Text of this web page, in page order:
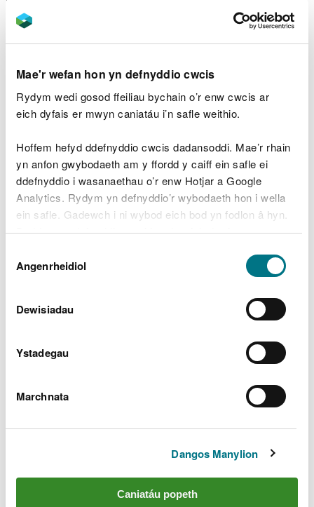
Mae'r wefan hon yn defnyddio cwcis
Rydym wedi gosod ffeiliau bychain o’r enw cwcis ar
eich dyfais er mwyn caniatáu i’n safle weithio.
Hoffem hefyd ddefnyddio cwcis dadansoddi. Mae’r rhain
yn anfon gwybodaeth am y ffordd y caiff ein safle ei
ddefnyddio i wasanaethau o’r enw Hotjar a Google
Analytics. Rydym yn defnyddio’r wybodaeth hon i wella
ein safle. Gadewch i ni wybod eich bod yn fodlon â hyn.
Byddwn yn defnyddio cwci i gadw eich dewis.
Gellirdarllen mwy am ein cwcis cyn i chi ddewis.
Caniatâd
Angenrheidiol
Dewisiadau
Ystadegau
Marchnata
Dangos Manylion
Caniatáu popeth
Mae'r setiau data llawn ar gael i'w lawrlwytho ar
MapDataCymru
Gwybodaeth ar gael ar y
map
Ar hyn o bryd mae'r map yn dangos data manwl yn
y themâu canlynol:
Dŵr (dyfrhaenau, bregusrwydd dŵr daear ac ati)
Coedwigaeth (coetir hynafol, trwyddedau
Cynefinoedd a rhywogaethau
Safleoedd gwarchodedig a dynodiadau
Gweler y map am bob lefel o wybodaeth sydd ar
Ychwanegir mwy o wybodaeth wrth i'r map gael ei
Defnyddio'r map